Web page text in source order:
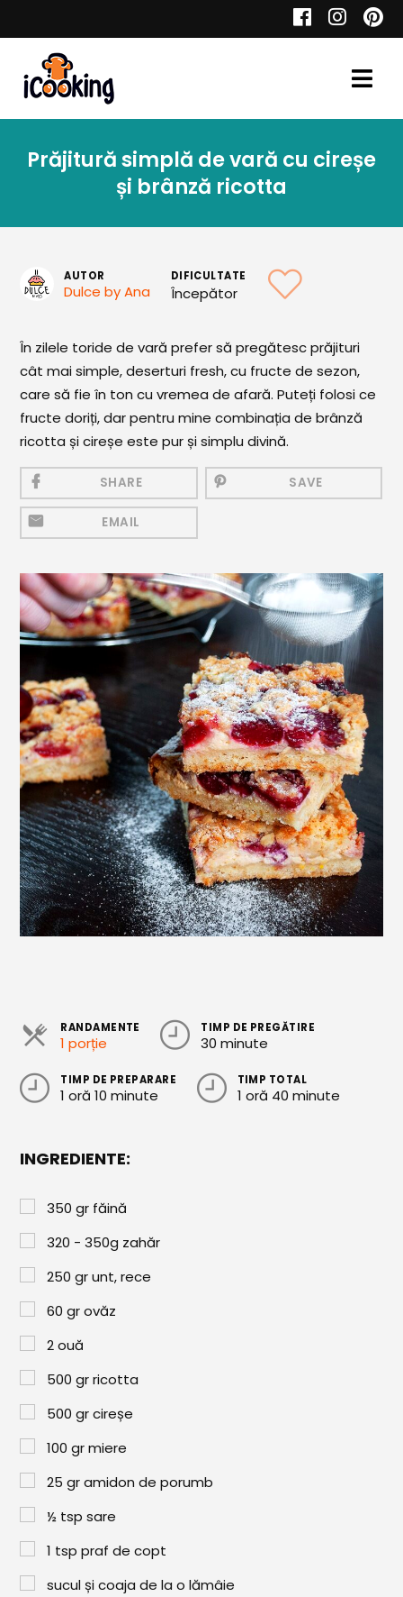
Retete
Toate Reţetele
Aperitive Calde
Aperitive Reci
Mezeluri
Ronțăieli
Băuturi
Băuturi calde
Cocktail-uri
Smoothies
Ceva Dulce
Biscuiți, Bomboane și
Fursecuri
Brioșe și Checuri
Budinci, Jeleuri și Sufleuri
Cheesecake
Cozonaci
Deserturi Sănătoase
Plăcinte, Tarte și Rulade
Prăjituri
Dulceață / Gem
Sirop / Compot
Sosuri și Condimente
Paste & Risotto
Patiserie
Aluaturi Dulci
Aluaturi Sărate
Pizza
Rețete cu Carne
Sandwichuri și Wraps
Supe și Ciorbe
Rețete Video
Prăjitură simplă de vară cu cireșe
și brânză ricotta
AUTOR
Dulce by Ana
DIFICULTATE
Începător
În zilele toride de vară prefer să pregătesc prăjituri
cât mai simple, deserturi fresh, cu fructe de sezon,
care să fie în ton cu vremea de afară. Puteți folosi ce
fructe doriți, dar pentru mine combinația de brânză
ricotta și cireșe este pur și simplu divină.
SHARE SAVE
EMAIL
RANDAMENTE
1 porție
TIMP DE PREGĂTIRE
30 minute
TIMP DE PREPARARE
1 oră 10 minute
TIMP TOTAL
1 oră 40 minute
INGREDIENTE:
350 gr făină
320 - 350g zahăr
250 gr unt, rece
60 gr ovăz
2 ouă
500 gr ricotta
500 gr cireșe
100 gr miere
25 gr amidon de porumb
½ tsp sare
1 tsp praf de copt
sucul și coaja de la o lămâie